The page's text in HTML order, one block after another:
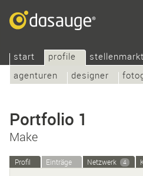
start
profile
agenturen
designer
stellenmarkt
Portfolio 1
Make
Profil Einträge Netzwerk 4